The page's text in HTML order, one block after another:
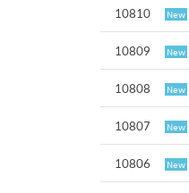
10810
New
10809
New
10808
New
10807
New
10806
New